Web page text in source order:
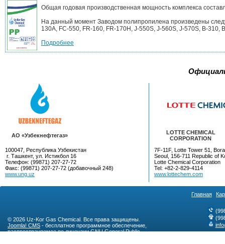
Общая годовая производственная мощность комплекса
На данный момент Заводом полипропилена произведены
130A, FC-550, FR-160, FR-170H, J-550S, J-560S, J-570S, B-
Подробнее
AO «Узбекнефтегаз»
LOTTE CHEMICAL
CORPORATION
100047, Республика Узбекистан
г. Ташкент, ул. Истикбол 16
Телефон: (99871) 207-27-72
Факс: (99871) 207-27-72 (добавочный 248)
www.ung.uz
7F-11F, Lotte Tower 51,
Seoul, 156-711 Republic of
Lotte Chemical Corporation
Tel: +82-2-829-4114
www.lottechem.com
Главная
© 2026 Uz-Kor Gas Chemical. Все права защищены.
Joomla! CMS - бесплатное программное обеспечение,
распространяемое по лицензииGNU General Public